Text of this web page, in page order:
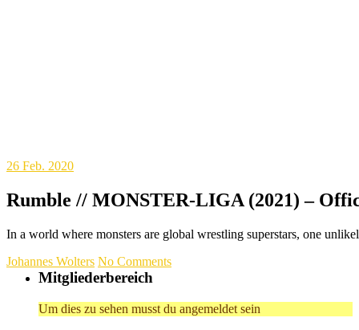
26 Feb. 2020
Rumble // MONSTER-LIGA (2021) –
In a world where monsters are global wrestling superstars, one
Johannes Wolters No Comments
Mitgliederbereich
Um dies zu sehen musst du angemeldet sein